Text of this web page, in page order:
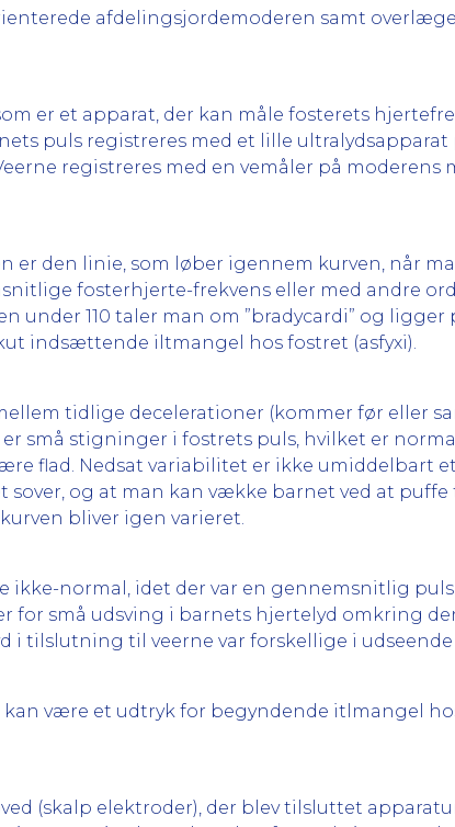
afdelingsjordemoderen samt overlæge
er et apparat, der kan måle fosterets
puls registreres med et lille ultralydsapparat
registreres med en vemåler på moderens
er den linie, som løber igennem kurven, når
fosterhjerte-frekvens eller med andre
under 110 taler man om ”bradycardi” og ligger
indsættende iltmangel hos fostret (asfyxi).
tidlige decelerationer (kommer før eller
små stigninger i fostrets puls, hvilket er
flad. Nedsat variabilitet er ikke umiddelbart
og at man kan vække barnet ved at
bliver igen varieret.
ikke-normal, idet der var en gennemsnitlig
for små udsving i barnets hjertelyd omkring
i tilslutning til veerne var forskellige i udseende
kan være et udtryk for begyndende itlmangel
(skalp elektroder), der blev tilsluttet